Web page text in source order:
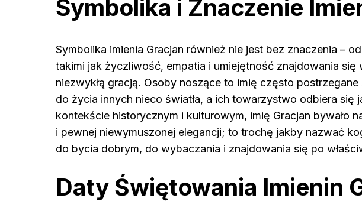
Symbolika i Znaczenie
Symbolika imienia Gracjan również nie jest bez znaczenia –
takimi jak życzliwość, empatia i umiejętność znajdowania się
niezwykłą gracją. Osoby noszące to imię często
do życia innych nieco światła, a ich towarzystwo odbiera się
kontekście historycznym i kulturowym, imię Gracjan bywało
i pewnej niewymuszonej elegancji; to trochę jakby nazwać
do bycia dobrym, do wybaczania i znajdowania się po
Daty Świętowania Imienin